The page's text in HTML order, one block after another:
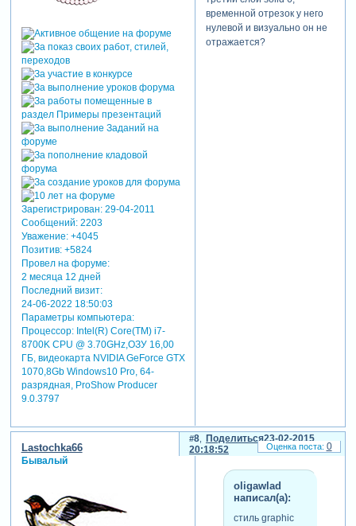
Зарегистрирован: 29-04-2011
Сообщений:2203
Уважение: +4045
Позитив: +5824
Провел на форуме:
2 месяца 12 дней
Последний визит:
24-06-2022 18:50:03
Параметры компьютера:
Процессор: Intel(R) Core(TM) i7-
8700K CPU @ 3.70GHz,ОЗУ 16,00
ГБ, видеокарта NVIDIA GeForce GTX
1070,8Gb Windows10 Pro, 64-
разрядная, ProShow Producer
9.0.3797
временной отрезок у него
нулевой и визуально он не
отражается?
Поделиться
8
23-02-2015
20:18:52
Lastochka66
Бывалый
oligawlad
написал(а):
стиль graphic
0